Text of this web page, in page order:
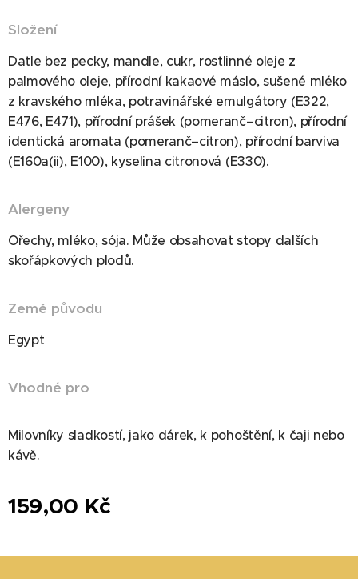
Složení
Datle bez pecky, mandle, cukr, rostlinné oleje z
palmového oleje, přírodní kakaové máslo, sušené mléko
z kravského mléka, potravinářské emulgátory (E322,
E476, E471), přírodní prášek (pomeranč–citron), přírodní
identická aromata (pomeranč–citron), přírodní barviva
(E160a(ii), E100), kyselina citronová (E330).
Alergeny
Ořechy, mléko, sója. Může obsahovat stopy dalších
skořápkových plodů.
Země původu
Egypt
Vhodné pro
Milovníky sladkostí, jako dárek, k pohoštění, k čaji nebo
kávě.
159,00 Kč